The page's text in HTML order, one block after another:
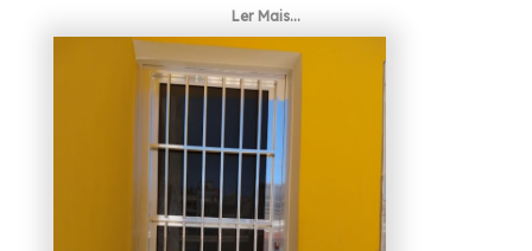
Onde achar fábrica de porta
de alumínio com grade
Osasco?
Fundada em 2002, a Esquadriflex é uma das
empresas mais bem cotadas do segmento de
esquadrias. Seus colaboradores são
competentes e buscam a total satisfação em
cada pedido.
Ler Mais...